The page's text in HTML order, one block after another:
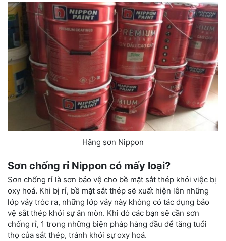
Hãng sơn Nippon
Sơn chống rỉ Nippon có mấy loại?
Sơn chống rỉ là sơn bảo vệ cho bề mặt sắt thép khỏi việc bị
oxy hoá. Khi bị rỉ, bề mặt sắt thép sẽ xuất hiện lên những
lớp vảy tróc ra, những lớp vảy này không có tác dụng bảo
vệ sắt thép khỏi sự ăn mòn. Khi đó các bạn sẽ cần sơn
chống rỉ, 1 trong những biện pháp hàng đầu để tăng tuổi
thọ của sắt thép, tránh khỏi sự oxy hoá.